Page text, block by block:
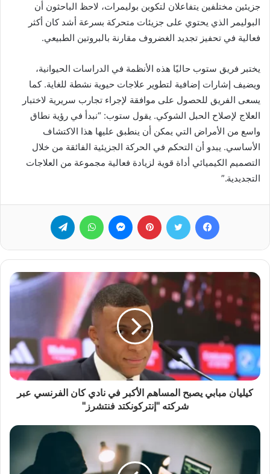
جزيئين مختلفين يتفاعلان لتكوين بوليمرات، لاحظ الباحثون أن
البوليمر الذي يحتوي على جزيئات متحركة بسرعة أشد كان أكثر
فعالية في تحفيز تجديد الغضروف مقارنة بالبروتين الطبيعي.
يختبر فريق ستوب حاليًا هذه الأنظمة في الدراسات الحيوانية،
ويضيف إشارات إضافية لتطوير علاجات حيوية نشطة للغاية. كما
يسعى الفريق للحصول على موافقة لإجراء تجارب سريرية لاختبار
العلاج لإصلاح الحبل الشوكي. يقول ستوب: “نبدأ في رؤية نطاق
واسع من الأمراض التي يمكن أن ينطبق عليها هذا الاكتشاف
الأساسي. يبدو أن التحكم في الحركة الجزيئية الفائقة من خلال
التصميم الكيميائي أداة قوية لزيادة فعالية مجموعة من العلاجات
التجديدية.”
فيسبوك تويتر بينتيريست ماسنجر واتساب
كيليان مبابي يصبح المساهم الأكبر في نادي كان الفرنسي عبر
شركته "إنتركونكتد فنتشرز"